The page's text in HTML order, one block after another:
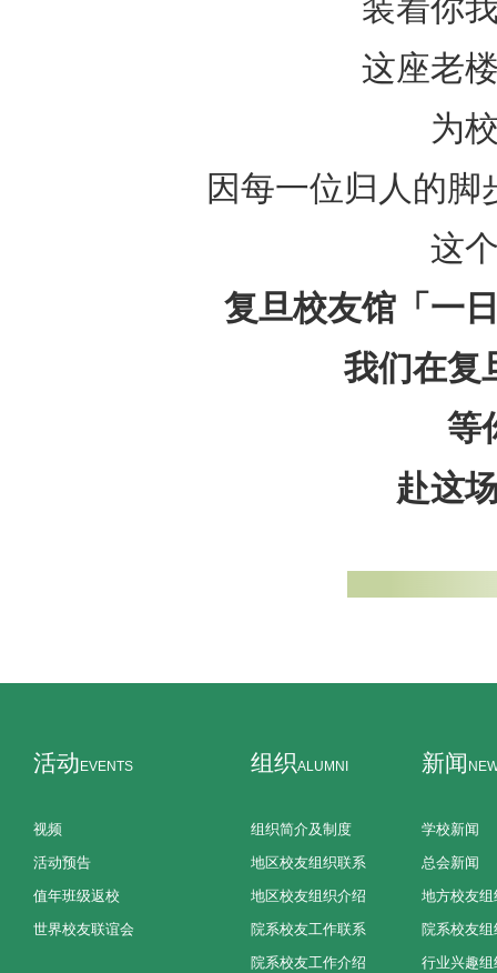
装着你
这座老
为
因每一位归人的
这
复旦校友馆「一
我们在复
等
赴这
活动 EVENTS
视频
活动预告
值年班级返校
世界校友联谊会
组织ALUMNI
组织简介及制度
地区校友组织联系
地区校友组织介绍
院系校友工作联系
院系校友工作介绍
新闻
学校新闻
总会新闻
地方校友组
院系校友组
行业兴趣组